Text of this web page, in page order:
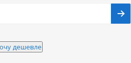
дешевле